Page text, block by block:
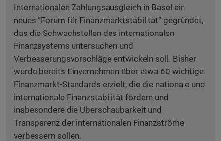
Internationalen Zahlungsausgleich in Basel ein
neues “Forum für Finanzmarktstabilität” gegründet,
das die Schwachstellen des internationalen
Finanzsystems untersuchen und
Verbesserungsvorschläge entwickeln soll. Bisher
wurde bereits Einvernehmen über etwa 60 wichtige
Finanzmarkt-Standards erzielt, die die nationale und
internationale Finanzstabilität fördern und
insbesondere die Überschaubarkeit und
Transparenz der internationalen Finanzströme
verbessern sollen.